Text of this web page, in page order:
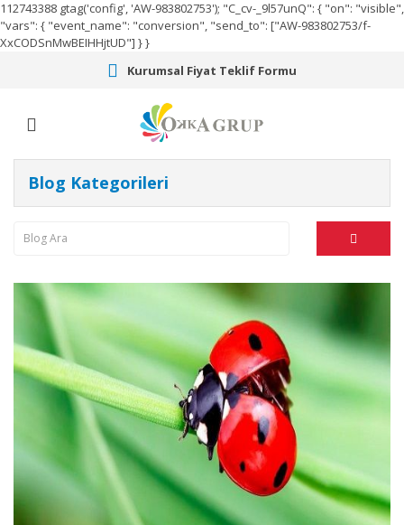
112743388 gtag('config', 'AW-983802753'); "C_cv-_9l57unQ": { "on": "visible",
"vars": { "event_name": "conversion", "send_to": ["AW-983802753/f-
XxCODSnMwBEIHHjtUD"] } }
Kurumsal Fiyat Teklif Formu
Blog Kategorileri